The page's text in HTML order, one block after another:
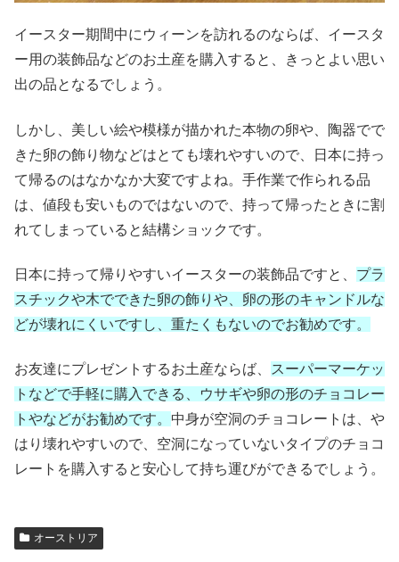
イースター期間中にウィーンを訪れるのならば、イースタ
ー用の装飾品などのお土産を購入すると、きっとよい思い
出の品となるでしょう。
しかし、美しい絵や模様が描かれた本物の卵や、陶器でで
きた卵の飾り物などはとても壊れやすいので、日本に持っ
て帰るのはなかなか大変ですよね。手作業で作られる品
は、値段も安いものではないので、持って帰ったときに割
れてしまっていると結構ショックです。
日本に持って帰りやすいイースターの装飾品ですと、 プラ
スチックや木でできた卵の飾りや、卵の形のキャンドルな
どが壊れにくいですし、重たくもないのでお勧めです。
お友達にプレゼントするお土産ならば、 スーパーマーケッ
トなどで手軽に購入できる、ウサギや卵の形のチョコレー
トやなどがお勧めです。 中身が空洞のチョコレートは、や
はり壊れやすいので、空洞になっていないタイプのチョコ
レートを購入すると安心して持ち運びができるでしょう。
オーストリア